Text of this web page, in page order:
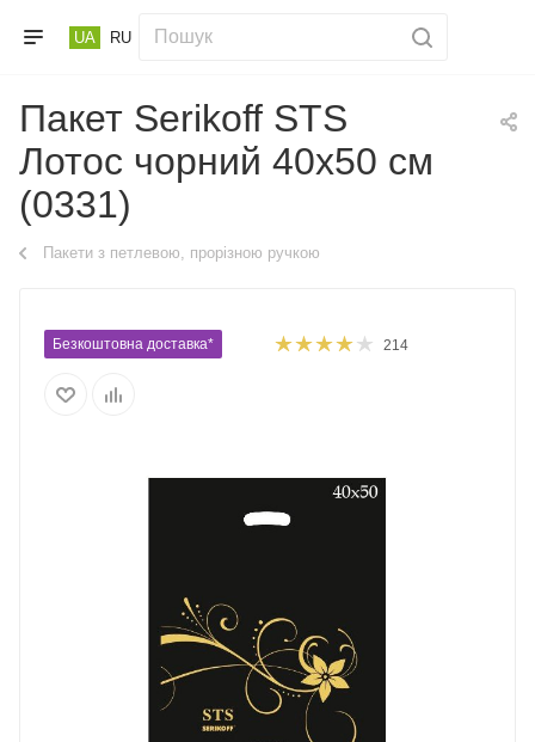
UA RU
Пакет Serikoff STS
Лотос чорний 40х50 см
(0331)
Пакети з петлевою, прорізною ручкою
Безкоштовна доставка* 214